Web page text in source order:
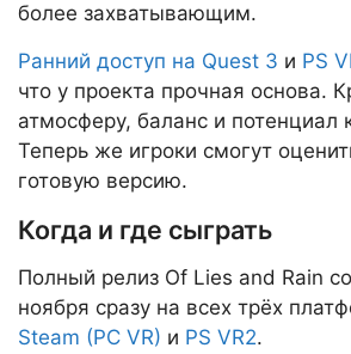
более захватывающим.
Ранний доступ на Quest 3 и PS
что у проекта прочная основа.
атмосферу, баланс и потенциал
Теперь же игроки смогут
готовую версию.
Когда и где сыграть
Полный релиз Of Lies and Rain
ноября сразу на всех трёх
Steam (PC VR) и PS VR2.